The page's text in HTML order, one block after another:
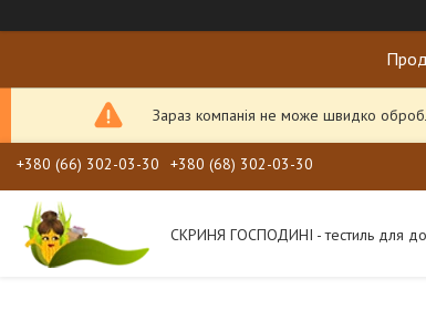
Зараз компанія не може швидко
+380 (66) 302-03-30 +380 (68) 302-03-30
СКРИНЯ ГОСПОДИНІ - тестиль для